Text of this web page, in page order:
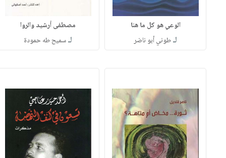
الوعي هو كل ما هنا
لـطوني أبو ناضر
مصطفى أرشيد والروا
لـسميح طه حمودة